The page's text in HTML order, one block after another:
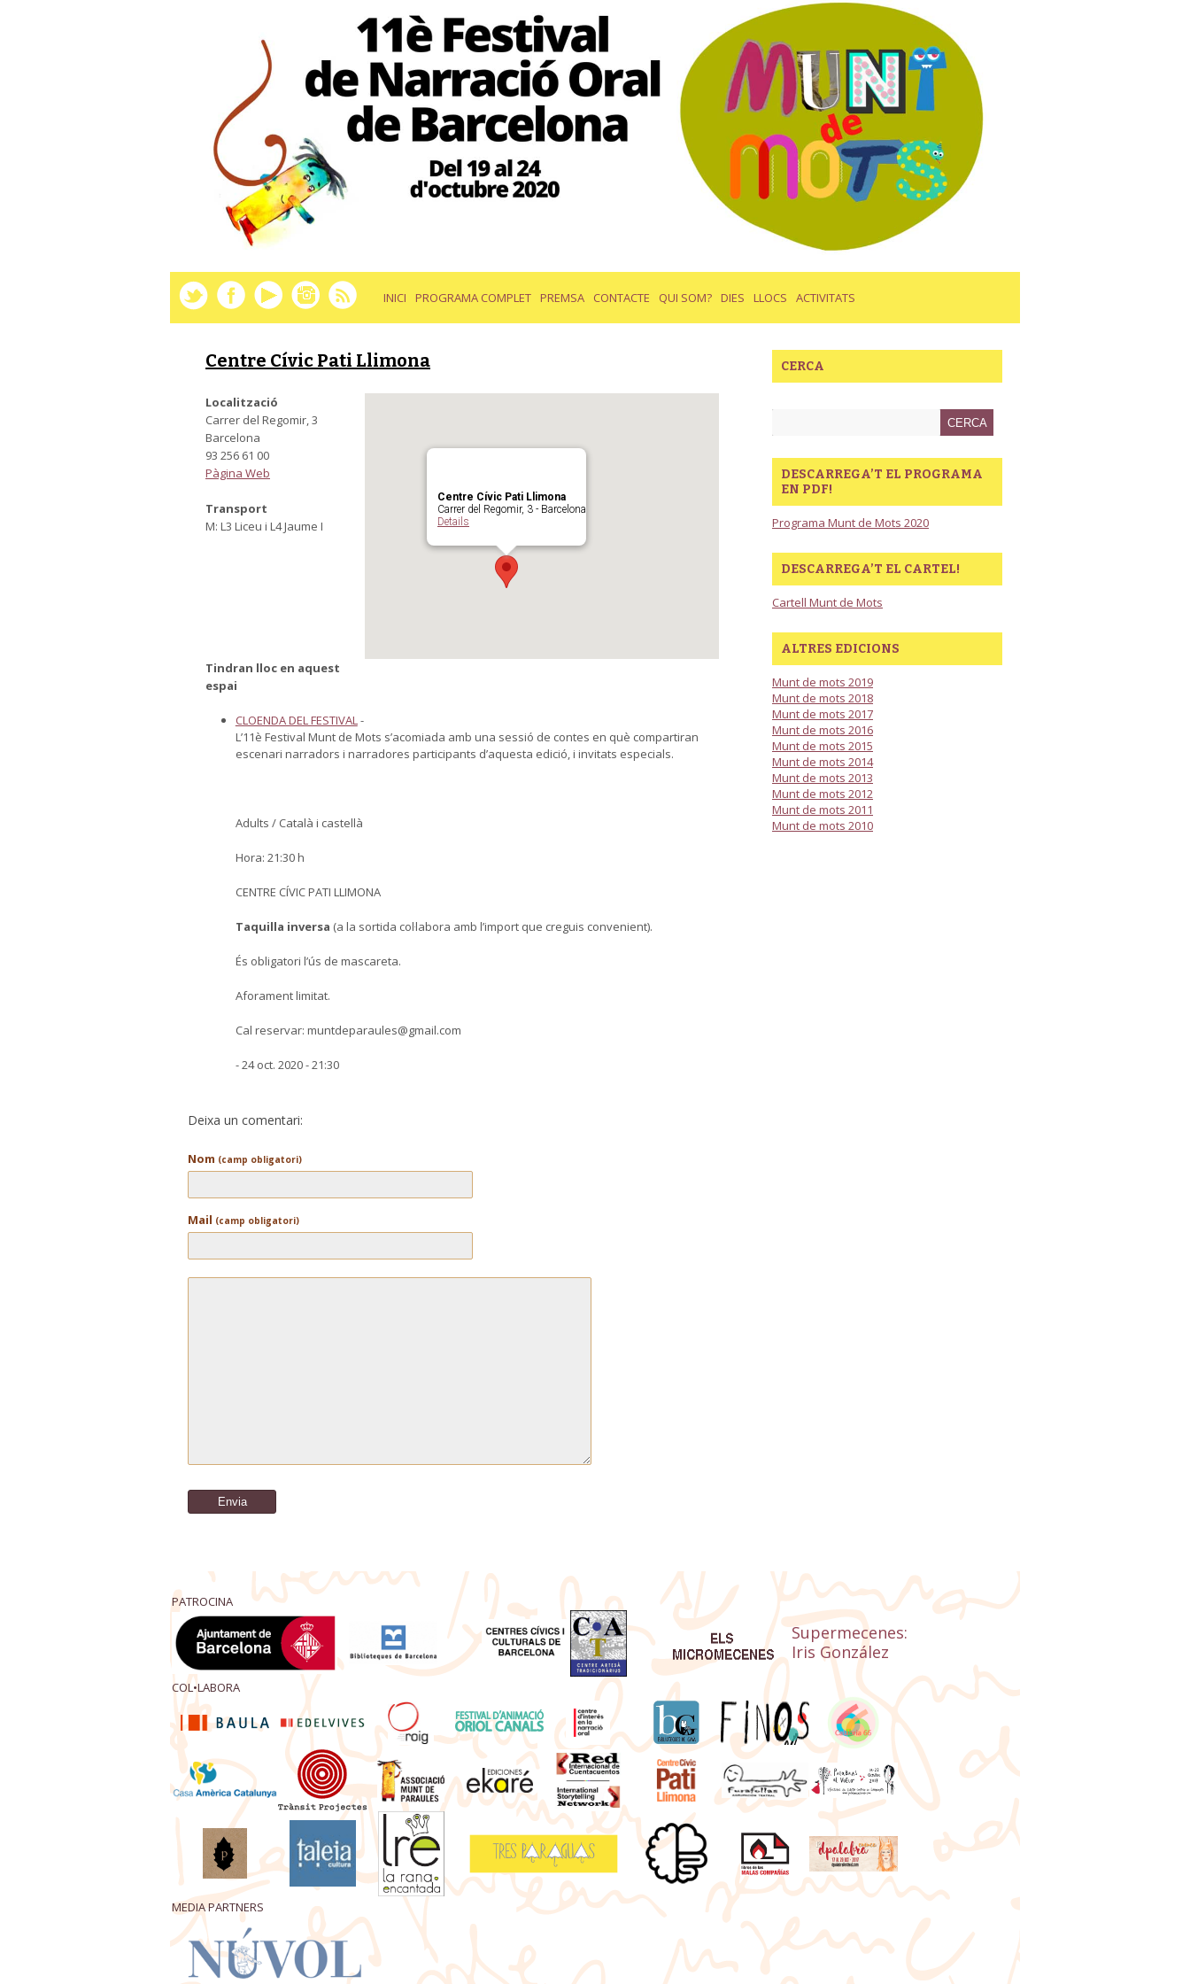
INICI PROGRAMA COMPLET PREMSA CONTACTE QUI SOM? DIES LLOCS ACTIVITATS
Centre Cívic Pati Llimona
Centre Cívic Pati Llimona
Carrer del Regomir, 3 - Barcelona
Details
Localització
Carrer del Regomir, 3
Barcelona
93 256 61 00
Pàgina Web
Transport
M: L3 Liceu i L4 Jaume I
Tindran lloc en aquest
espai
CLOENDA DEL FESTIVAL-
L’11è Festival Munt de Mots s’acomiada amb una sessió de contes en què compartiran
escenari narradors i narradores participants d’aquesta edició, i invitats especials.
Adults / Català i castellà
Hora: 21:30 h
CENTRE CÍVIC PATI LLIMONA
Taquilla inversa (a la sortida col·labora amb l’import que creguis convenient).
És obligatori l’ús de mascareta.
Aforament limitat.
Cal reservar: muntdeparaules@gmail.com
- 24 oct. 2020 - 21:30
Deixa un comentari:
Nom (camp obligatori)
Mail (camp obligatori)
CERCA
DESCARREGA’T EL PROGRAMA
EN PDF!
Programa Munt de Mots 2020
DESCARREGA’T EL CARTEL!
Cartell Munt de Mots
ALTRES EDICIONS
Munt de mots 2019
Munt de mots 2018
Munt de mots 2017
Munt de mots 2016
Munt de mots 2015
Munt de mots 2014
Munt de mots 2013
Munt de mots 2012
Munt de mots 2011
Munt de mots 2010
PATROCINA
Supermecenes:
Iris González
COL•LABORA
MEDIA PARTNERS